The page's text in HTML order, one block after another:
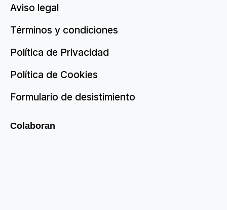
Aviso legal
Términos y condiciones
Política de Privacidad
Política de Cookies
Formulario de desistimiento
Colaboran